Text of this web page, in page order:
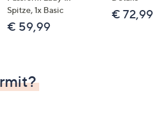
Spitze, 1x Basic
€ 59,99
€ 72,99